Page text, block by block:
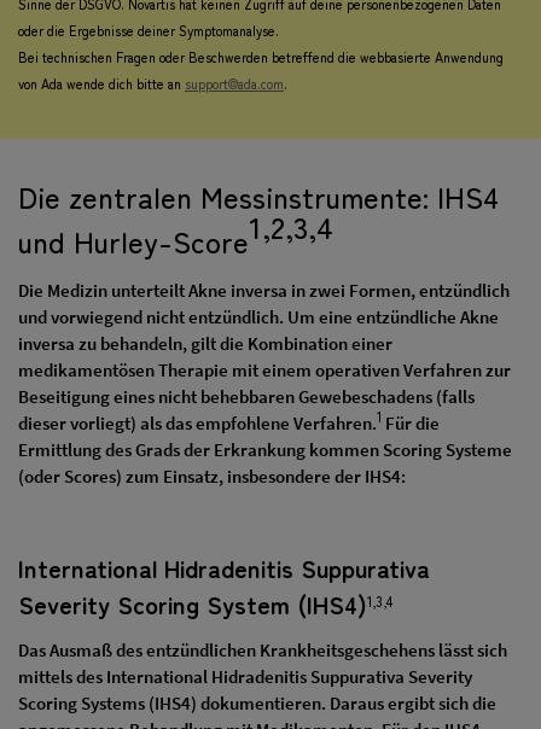
oder die Ergebnisse deiner Symptomanalyse.
Bei technischen Fragen oder Beschwerden betreffend die webbasierte Anwendung
von Ada wende dich bitte an support@ada.com.
Die zentralen Messinstrumente: IHS4
und Hurley-Score1,2,3,4
Die Medizin unterteilt Akne inversa in zwei Formen, entzündlich
und vorwiegend nicht entzündlich. Um eine entzündliche Akne
inversa zu behandeln, gilt die Kombination einer
medikamentösen Therapie mit einem operativen Verfahren zur
Beseitigung eines nicht behebbaren Gewebeschadens (falls
dieser vorliegt) als das empfohlene Verfahren.1 Für die
Ermittlung des Grads der Erkrankung kommen Scoring Systeme
(oder Scores) zum Einsatz, insbesondere der IHS4:
International Hidradenitis Suppurativa
Severity Scoring System (IHS4)1,3,4
Das Ausmaß des entzündlichen Krankheitsgeschehens lässt sich
mittels des International Hidradenitis Suppurativa Severity
Scoring Systems (IHS4) dokumentieren. Daraus ergibt sich die